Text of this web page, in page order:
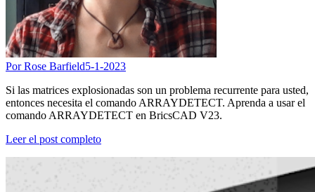
Por Rose Barfield5-1-2023
Si las matrices explosionadas son un problema recurrente para usted,
entonces necesita el comando ARRAYDETECT. Aprenda a usar el
comando ARRAYDETECT en BricsCAD V23.
Leer el post completo